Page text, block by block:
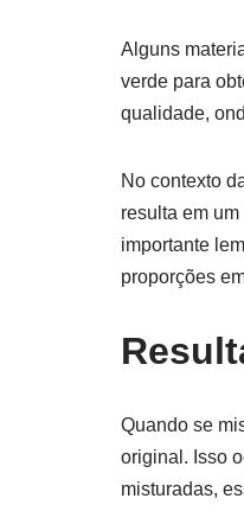
Alguns
verde para
qualidade,
No contexto
resulta em
importante
proporções
Quando se
original. Isso
misturadas,